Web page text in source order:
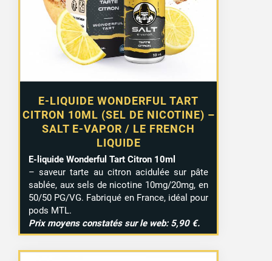
E-LIQUIDE WONDERFUL TART
CITRON 10ML (SEL DE NICOTINE) –
SALT E-VAPOR / LE FRENCH
LIQUIDE
E-liquide Wonderful Tart Citron 10ml
– saveur tarte au citron acidulée sur pâte
sablée, aux sels de nicotine 10mg/20mg, en
50/50 PG/VG. Fabriqué en France, idéal pour
pods MTL.
Prix moyens constatés sur le web: 5,90 €.